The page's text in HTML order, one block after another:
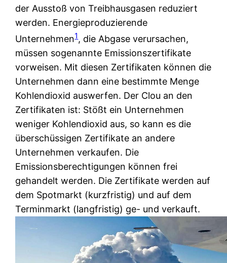
der Ausstoß von Treibhausgasen reduziert
werden. Energieproduzierende
Unternehmen1, die Abgase verursachen,
müssen sogenannte Emissionszertifikate
vorweisen. Mit diesen Zertifikaten können die
Unternehmen dann eine bestimmte Menge
Kohlendioxid auswerfen. Der Clou an den
Zertifikaten ist: Stößt ein Unternehmen
weniger Kohlendioxid aus, so kann es die
überschüssigen Zertifikate an andere
Unternehmen verkaufen. Die
Emissionsberechtigungen können frei
gehandelt werden. Die Zertifikate werden auf
dem Spotmarkt (kurzfristig) und auf dem
Terminmarkt (langfristig) ge- und verkauft.